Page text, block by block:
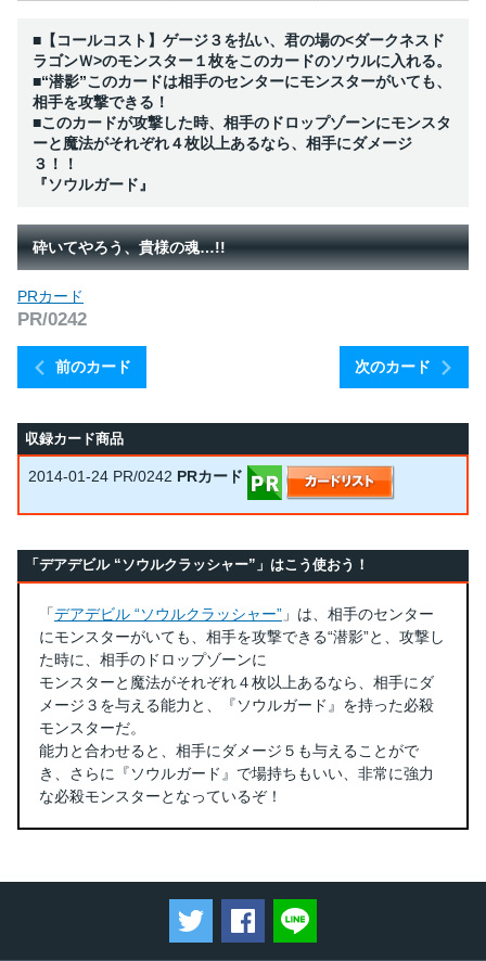
■【コールコスト】ゲージ３を払い、君の場の<ダークネスド
ラゴンＷ>のモンスター１枚をこのカードのソウルに入れる。
■“潜影”このカードは相手のセンターにモンスターがいても、
相手を攻撃できる！
■このカードが攻撃した時、相手のドロップゾーンにモンスタ
ーと魔法がそれぞれ４枚以上あるなら、相手にダメージ
３！！
『ソウルガード』
砕いてやろう、貴様の魂…!!
前のカード
PRカード
PR/0242
次のカード
収録カード商品
2014-01-24 PR/0242 PRカード
「デアデビル “ソウルクラッシャー”」はこう使おう！
「デアデビル “ソウルクラッシャー” 」は、相手のセンター
にモンスターがいても、相手を攻撃できる“潜影”と、攻撃し
た時に、相手のドロップゾーンに
モンスターと魔法がそれぞれ４枚以上あるなら、相手にダ
メージ３を与える能力と、『ソウルガード』を持った必殺
モンスターだ。
能力と合わせると、相手にダメージ５も与えることがで
き、さらに『ソウルガード』で場持ちもいい、非常に強力
な必殺モンスターとなっているぞ！
ツイートするFacebookでシェアする